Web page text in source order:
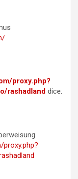
proxy.php?
rashadland dice: